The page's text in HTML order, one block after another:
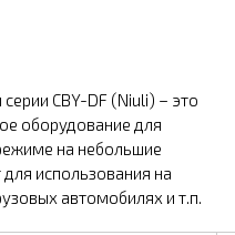
CBY-DF (Niuli) – это
оборудование для
на небольшие
использования на
автомобилях и т.п.